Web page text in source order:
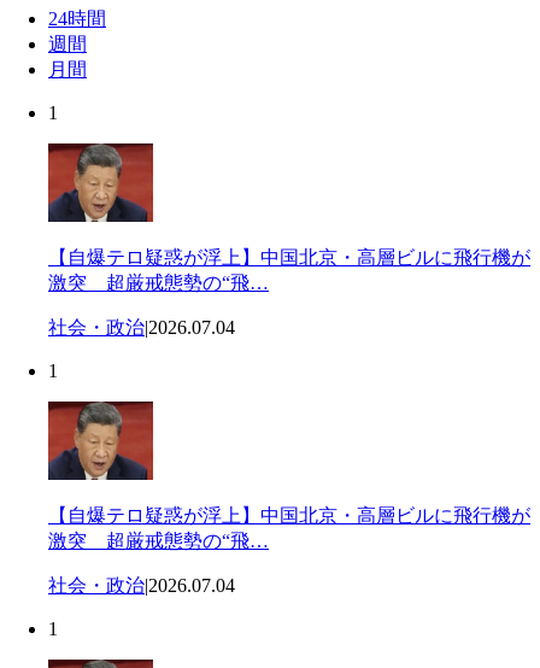
24時間
週間
月間
1
【自爆テロ疑惑が浮上】中国北京・高層ビルに飛行機が
激突 超厳戒態勢の“飛…
社会・政治|2026.07.04
1
【自爆テロ疑惑が浮上】中国北京・高層ビルに飛行機が
激突 超厳戒態勢の“飛…
社会・政治|2026.07.04
1